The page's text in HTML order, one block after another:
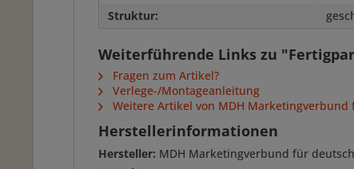
Struktur:
Weiterführende Links zu
Fragen zum Artikel?
Verlege-/Montageanleitung
Weitere Artikel von MDH
Herstellerinformationen
Hersteller: MDH Marketingverbund für